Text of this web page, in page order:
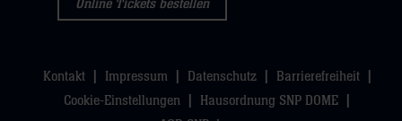
Online Tickets bestellen
Kontakt Impressum Datenschutz
Barrierefreiheit
Cookie-Einstellungen
Hausordnung SNP DOME